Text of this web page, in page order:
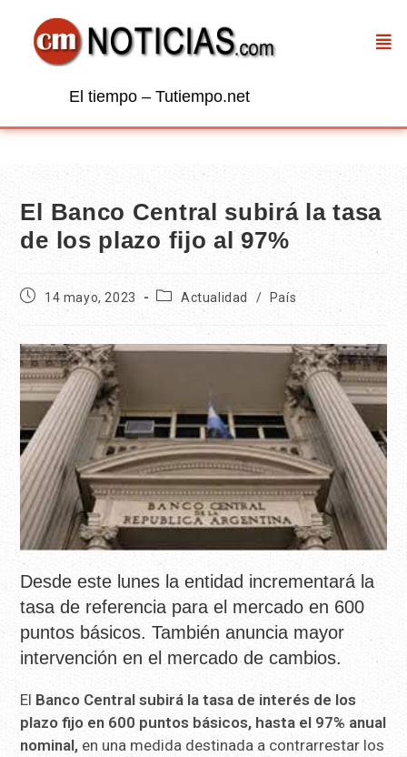
El tiempo – Tutiempo.net
El Banco Central subirá la tasa
de los plazo fijo al 97%
14 mayo, 2023 Actualidad / País
Desde este lunes la entidad incrementará la
tasa de referencia para el mercado en 600
puntos básicos. También anuncia mayor
intervención en el mercado de cambios.
El Banco Central subirá la tasa de interés de los
plazo fijo en 600 puntos básicos, hasta el 97% anual
nominal, en una medida destinada a contrarrestar los